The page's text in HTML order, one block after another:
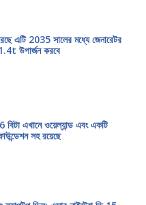
এটি 2035 সালের মধ্যে জেনারেটর
উপার্জন করবে
এখানে ওয়েল্যান্ড এবং একটি
সহ রয়েছে